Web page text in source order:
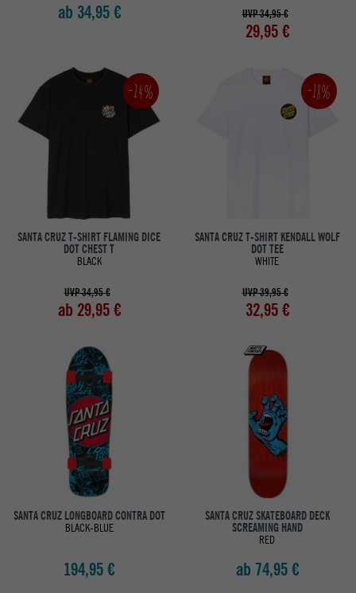
ab 34,95 € UVP 34,95 €
29,95 €
-14%
SANTA CRUZ T-SHIRT FLAMING DICE
DOT CHEST T
BLACK
UVP 34,95 €
ab 29,95 €
-18%
SANTA CRUZ T-SHIRT KENDALL WOLF
DOT TEE
WHITE
UVP 39,95 €
32,95 €
SANTA CRUZ LONGBOARD CONTRA DOT
BLACK-BLUE
194,95 €
SANTA CRUZ SKATEBOARD DECK
SCREAMING HAND
RED
ab 74,95 €